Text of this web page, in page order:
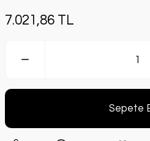
7.021,86 TL
Sepete